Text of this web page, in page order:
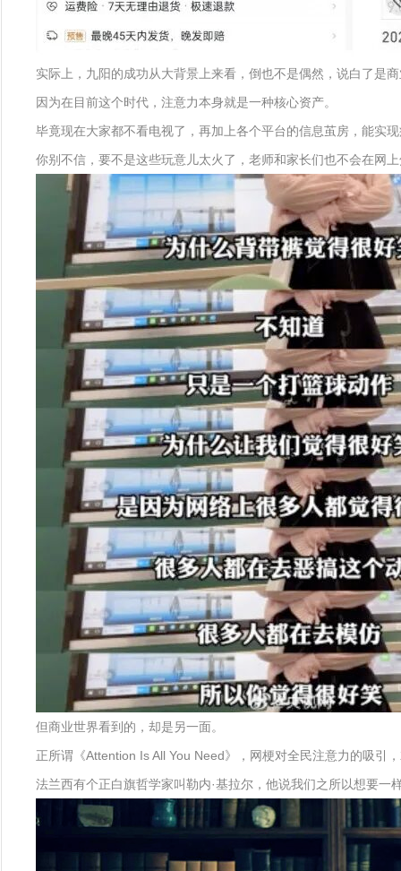
实际上，九阳的成功从大背景上来看，倒也不是偶然，说白了是
因为在目前这个时代，注意力本身就是一种核心资产。
毕竟现在大家都不看电视了，再加上各个平台的信息茧房，能实
你别不信，要不是这些玩意儿太火了，老师和家长们也不会在网
但商业世界看到的，却是另一面。
正所谓《Attention Is All You Need》，网梗对全民注意力的吸引
法兰西有个正白旗哲学家叫勒内·基拉尔，他说我们之所以想要